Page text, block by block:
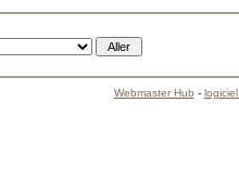
Webmaster Hub -